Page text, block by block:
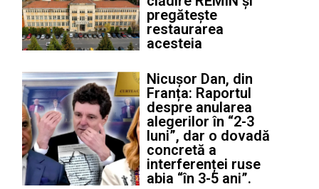
pregătește
restaurarea
acesteia
Nicușor Dan, din
Franța: Raportul
despre anularea
alegerilor în “2-3
luni”, dar o dovadă
concretă a
interferenței ruse
abia “în 3-5 ani”.